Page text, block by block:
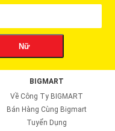
Nữ
BIGMART
Về Công Ty BIGMART
Bán Hàng Cùng Bigmart
Tuyển Dụng